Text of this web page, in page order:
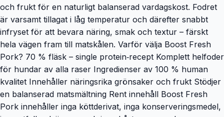
och frukt för en naturligt balanserad vardagskost. Fodret
är varsamt tillagat i låg temperatur och därefter snabbt
infryset för att bevara näring, smak och textur – färskt
hela vägen fram till matskålen. Varför välja Boost Fresh
Pork? 70 % fläsk – single protein‑recept Komplett helfoder
för hundar av alla raser Ingredienser av 100 % human
kvalitet Innehåller näringsrika grönsaker och frukt Stödjer
en balanserad matsmältning Rent innehåll Boost Fresh
Pork innehåller inga köttderivat, inga konserveringsmedel,